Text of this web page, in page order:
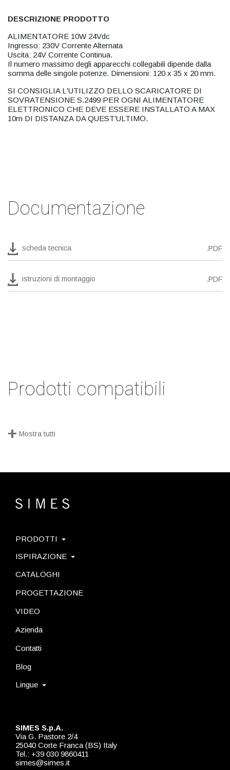
DESCRIZIONE PRODOTTO
ALIMENTATORE 10W 24Vdc
Ingresso: 230V Corrente Alternata
Uscita: 24V Corrente Continua.
Il numero massimo degli apparecchi collegabili dipende dalla
somma delle singole potenze. Dimensioni: 120 x 35 x 20 mm.
SI CONSIGLIA L'UTILIZZO DELLO SCARICATORE DI
SOVRATENSIONE S.2499 PER OGNI ALIMENTATORE
ELETTRONICO CHE DEVE ESSERE INSTALLATO A MAX
10m DI DISTANZA DA QUEST'ULTIMO.
Documentazione
scheda tecnica .PDF
istruzioni di montaggio .PDF
Prodotti compatibili
+ Mostra tutti
SIMES S.p.A.
Via G. Pastore 2/4
25040 Corte Franca (BS) Italy
Tel.: +39 030 9860411
simes@simes.it
PRODOTTI
ISPIRAZIONE
CATALOGHI
PROGETTAZIONE
VIDEO
Azienda
Contatti
Blog
Lingue